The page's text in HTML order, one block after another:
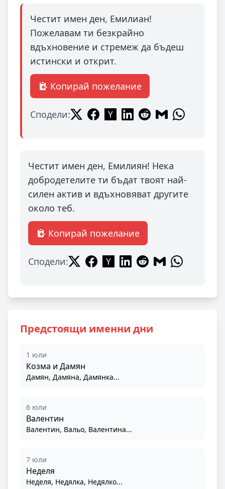
Честит имен ден, Емилиан!
Пожелавам ти безкрайно
вдъхновение и стремеж да бъдеш
истински и открит.
Копирай пожелание
Сподели:
Честит имен ден, Емилиян! Нека
добродетелите ти бъдат твоят най-
силен актив и вдъхновяват другите
около теб.
Копирай пожелание
Сподели:
Предстоящи именни дни
1 юли
Козма и Дамян
Дамян, Дамяна, Дамянка...
6 юли
Валентин
Валентин, Вальо, Валентина...
7 юли
Неделя
Неделя, Недялка, Недялко...